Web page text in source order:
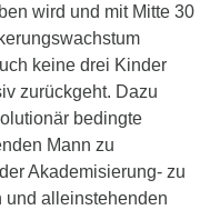
wird und mit Mitte 30
keine drei Kinder
zurückgeht. Dazu
bedingte
Mann zu
Akademisierung- zu
alleinstehenden